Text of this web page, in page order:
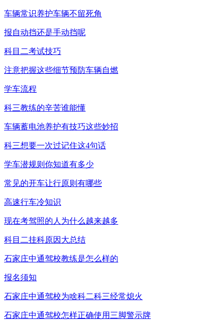
车辆常识养护车辆不留死角
报自动挡还是手动挡呢
科目二考试技巧
注意把握这些细节预防车辆自燃
学车流程
科三教练的辛苦谁能懂
车辆蓄电池养护有技巧这些妙招
科三想要一次过记住这4句话
学车潜规则你知道有多少
常见的开车让行原则有哪些
高速行车冷知识
现在考驾照的人为什么越来越多
科目二挂科原因大总结
石家庄中通驾校教练是怎么样的
报名须知
石家庄中通驾校为啥科二科三经常熄火
石家庄中通驾校怎样正确使用三脚警示牌